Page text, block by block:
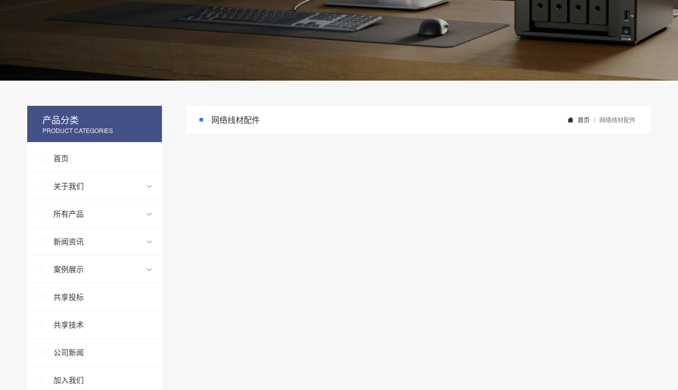
产品分类
PRODUCT CATEGORIES
首页
关于我们
所有产品
新闻资讯
案例展示
共享投标
共享技术
公司新闻
加入我们
网络线材配件 首页 网络线材配件